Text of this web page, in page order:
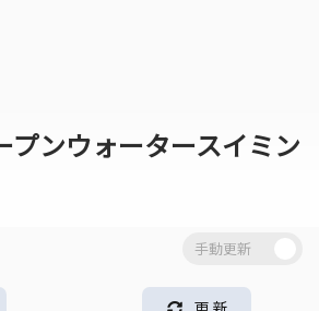
プンウォータースイミン